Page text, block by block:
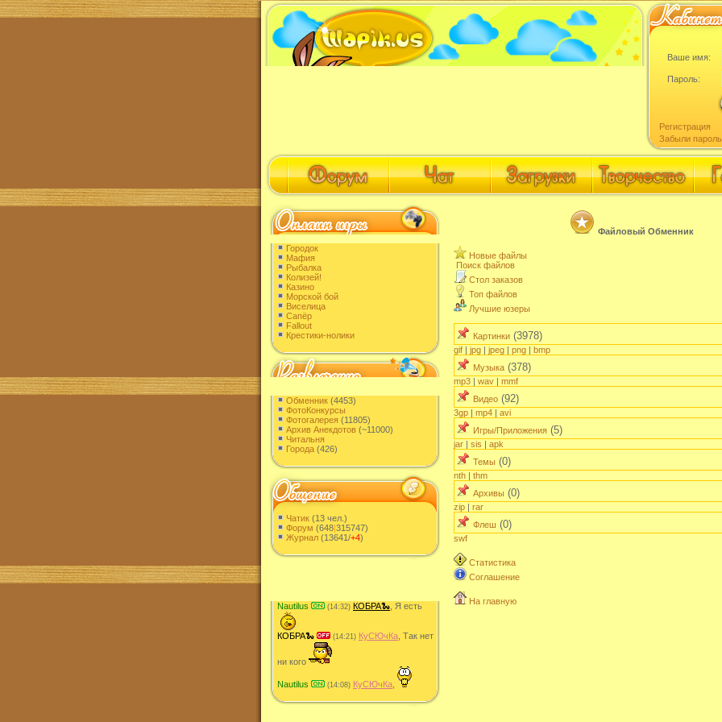
Ваше имя:
Пароль:
Регистрация
Забыли
Городок
Мафия
Рыбалка
Колизей!
Казино
Морской бой
Виселица
Сапёр
Fallout
Крестики-нолики
Обменник (4453)
ФотоКонкурсы
Фотогалерея (11805)
Архив Анекдотов (~11000)
Читальня
Города (426)
Чатик (13 чел.)
Форум (648|315747)
Журнал (13641/+4)
Nautilus (14:32) КОБРА🐍 , Я есть
КОБРА🐍 (14:21) КуСЮчКа , Так нет
ни кого
Nautilus (14:08) КуСЮчКа
Файловый Обменник
Новые файлы
Поиск файлов
Стол заказов
Топ файлов
Лучшие юзеры
Картинки (3978)
gif | jpg | jpeg | png | bmp
Музыка (378)
mp3 | wav | mmf
Видео (92)
3gp | mp4 | avi
Игры/Приложения (5)
jar | sis | apk
Темы (0)
nth | thm
Архивы (0)
zip | rar
Флеш (0)
swf
Статистика
Соглашение
На главную